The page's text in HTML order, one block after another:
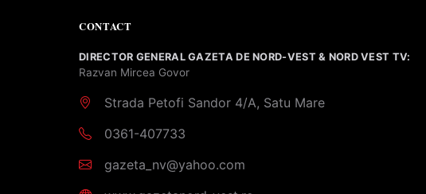
CONTACT
DIRECTOR GENERAL GAZETA DE NORD-VEST & NORD VEST TV:
Razvan Mircea Govor
Strada Petofi Sandor 4/A, Satu Mare
0361-407733
gazeta_nv@yahoo.com